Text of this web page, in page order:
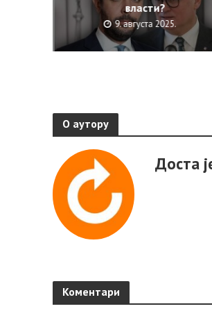
власти?
9. августа 2025.
О аутору
Доста
Коментари